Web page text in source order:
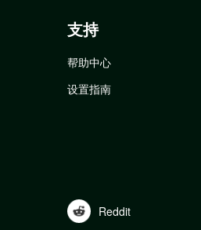
支持
帮助中心
设置指南
Reddit